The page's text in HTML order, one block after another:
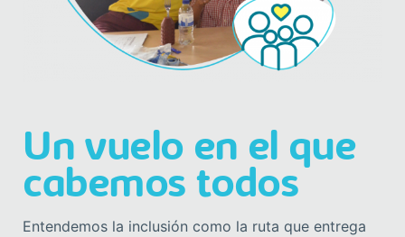
Un vuelo en el que
cabemos todos
Entendemos la inclusión como la ruta que entrega